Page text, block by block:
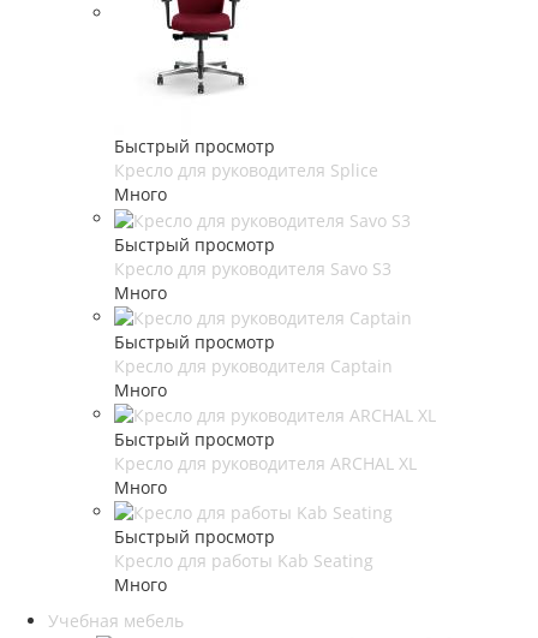
Быстрый просмотр
Кресло для руководителя Splice
Много
Быстрый просмотр
Кресло для руководителя Savo S3
Много
Быстрый просмотр
Кресло для руководителя Captain
Много
Быстрый просмотр
Кресло для руководителя ARCHAL XL
Много
Быстрый просмотр
Кресло для работы Kab Seating
Много
Учебная мебель